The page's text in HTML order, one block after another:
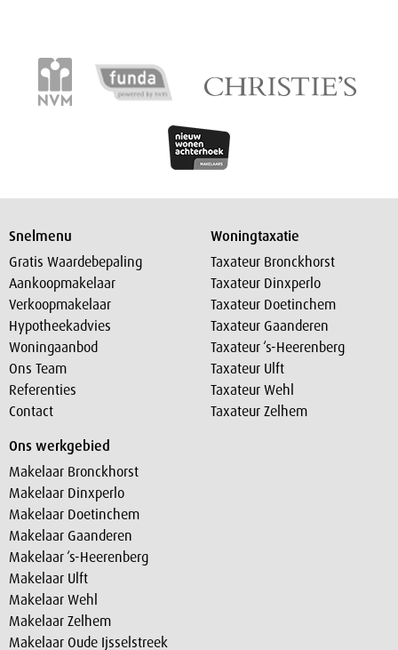
Snelmenu
Gratis Waardebepaling
Aankoopmakelaar
Verkoopmakelaar
Hypotheekadvies
Woningaanbod
Ons Team
Referenties
Contact
Woningtaxatie
Taxateur Bronckhorst
Taxateur Dinxperlo
Taxateur Doetinchem
Taxateur Gaanderen
Taxateur ‘s-Heerenberg
Taxateur Ulft
Taxateur Wehl
Taxateur Zelhem
Ons werkgebied
Makelaar Bronckhorst
Makelaar Dinxperlo
Makelaar Doetinchem
Makelaar Gaanderen
Makelaar ‘s-Heerenberg
Makelaar Ulft
Makelaar Wehl
Makelaar Zelhem
Makelaar Oude Ijsselstreek